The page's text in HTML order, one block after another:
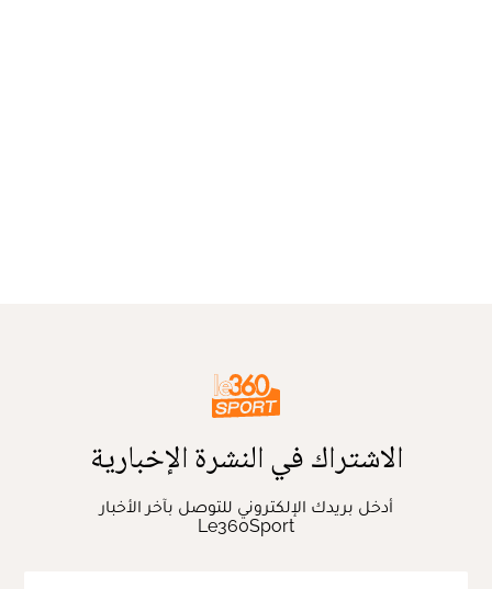
الاشتراك في النشرة الإخبارية
أدخل بريدك الإلكتروني للتوصل بآخر الأخبار
Le360Sport